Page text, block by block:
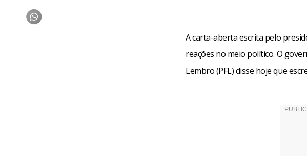
A carta-aberta escrita pelo
reações no meio político. O
Lembro (PFL) disse hoje que